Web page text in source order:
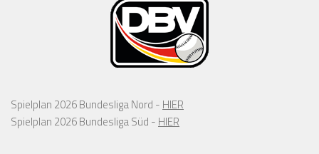
Spielplan 2026 Bundesliga Nord - HIER
Spielplan 2026 Bundesliga Süd - HIER